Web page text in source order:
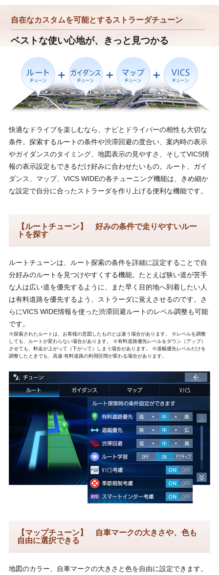
自在なカスタムを可能とするストラーダチューン
ベストな使い心地が、きっと見つかる
快適なドライブを楽しむなら、ナビとドライバーの相性も大切な
条件。探索するルートの条件や渋滞回避の度合い、案内時の表示
やガイダンスのタイミング、地図表示の見やすさ、そしてVICS情
報の表示設定もできるだけ好みに合わせたいもの。ルート、ガイ
ダンス、マップ、VICS WIDEの各チューニング機能は、きめ細か
な設定で自分に合ったストラーダを作り上げる便利な機能です。
【ルートチューン】 好みの条件で走りやすいルー
トを探す
ルートチューンは、ルート探索の条件を詳細に設定することで自
分好みのルートを見つけやすくする機能。たとえば狭い道が苦手
な人は広い道を優先するように、また早く目的地へ到着したい人
は有料道路を優先するよう、ストラーダに覚えさせるのです。さ
らにVICS WIDE情報を使った渋滞回避ルートのレベル調整も可能
です。
※探索されたルートは、お客様の意図したものとは違う場合があります。 ※レベルを調整
しても、ルートが変わらない場合があります。 ※有料道路優先レベルをダウン（アップ）
させても、料金が上がって（下がって）しまう場合があります。 ※道幅優先レベルだけを
調整したときでも、高速·有料道路の利用区間が変わる場合があります。
【マップチューン】 自車マークの大きさや、色も
自由に選択できる
地図のカラー、自車マークの大きさと色を自由に設定できます。